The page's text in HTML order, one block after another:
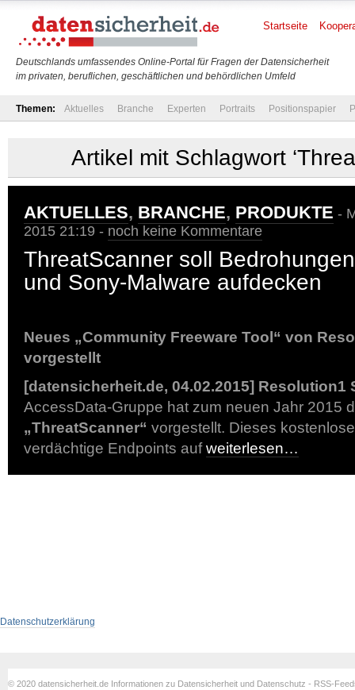
Deutschlands umfassendes Online-Portal für Fragen der Datensicherheit
im privaten, beruflichen, geschäftlichen und behördlichen Umfeld
Startseite
Themen: Aktuelles Branche Experten Portraits Positionspapier
Artikel mit Schlagwort
AKTUELLES, BRANCHE, PRODUKTE -
2015 21:19 - noch keine Kommentare
ThreatScanner soll
und Sony-Malware aufdecken
Neues „Community Freeware Tool“ von
vorgestellt
[datensicherheit.de, 04.02.2015] Resolution1
AccessData-Gruppe hat zum neuen Jahr 2015
„ThreatScanner“ vorgestellt. Dieses
verdächtige Endpoints aufweiterlesen…
Datenschutzerklärung
© 2020 datensicherheit.de Informationen zu Datensicherheit und Datenschutz - RSS-